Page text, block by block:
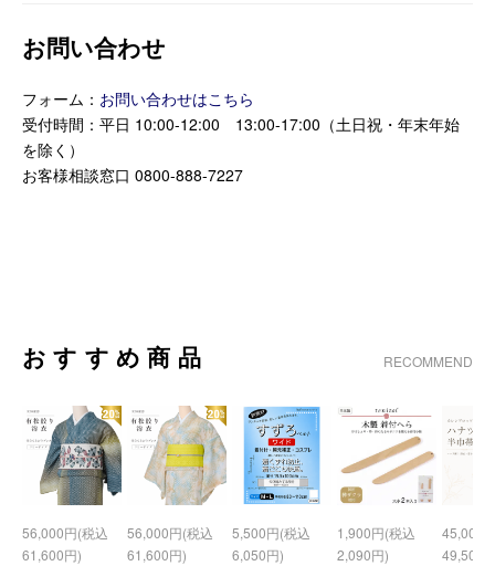
お問い合わせ
フォーム： お問い合わせはこちら
受付時間：平日 10:00-12:00 13:00-17:00（土日祝・年末年始
を除く）
お客様相談窓口 0800-888-7227
おすすめ商品 RECOMMEND
56,000円(税込
61,600円)
56,000円(税込
61,600円)
5,500円(税込
6,050円)
1,900円(税込
2,090円)
45,000
49,500